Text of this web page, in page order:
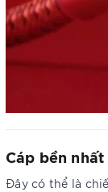
Cáp bền
Đây có thể là